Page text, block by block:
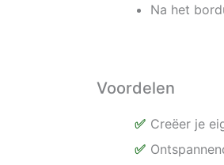
Na het
Voordelen
Creëer je